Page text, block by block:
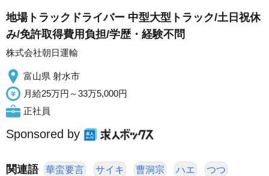
地場トラックドライバー 中型大型トラック/土日祝休
み/免許取得費用負担/学歴・経験不問
株式会社朝日運輸
富山県 射水市
月給25万円～33万5,000円
正社員
Sponsored by
関連語 華蛮要言 サイキ 曹洞宗 ハエ つつ